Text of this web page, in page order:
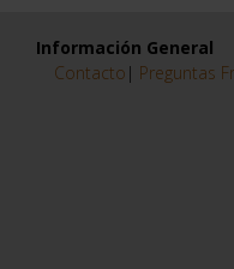
Información General
Contacto | Preguntas